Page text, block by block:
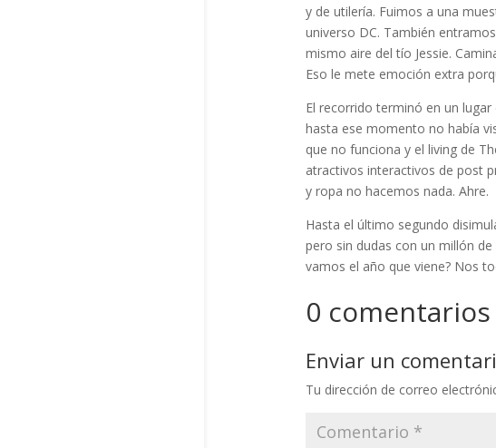
y de utilería. Fuimos a una
universo DC. También
mismo aire del tío Jessie.
Eso le mete emoción extra
El recorrido terminó en un
hasta ese momento no había
que no funciona y el living de
atractivos interactivos de post
y ropa no hacemos nada. Ahre.
Hasta el último segundo
pero sin dudas con un millón
vamos el año que viene? Nos
0 comentarios
Enviar un
Tu dirección de correo